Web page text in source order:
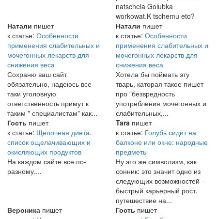
natschela Golubka
workowat.K tschemu eto?
Натали пишет
к статье: Особенности
применения слабительных и
мочегонных лекарств для
снижения веса
Сохраню ваш сайт
обязательно, надеюсь все
таки уголовную
ответственность примут к
таким " специалистам" как...
Натали пишет
к статье: Особенности
применения слабительных и
мочегонных лекарств для
снижения веса
Хотела бы поймать эту
тварь, каторая такое пишет
про "безвредность
употребления мочегонных и
слабительных,...
Гость пишет
к статье: Щелочная диета.
список ощелачивающих и
окисляющих продуктов
На каждом сайте все по-
разному....
Tara пишет
к статье: Голубь сидит на
балконе или окне: народные
предметы
Ну это же символизм, как
сонник: это значит одно из
следующих возможностей -
быстрый карьерный рост,
путешествие на...
Вероника пишет
Гость пишет